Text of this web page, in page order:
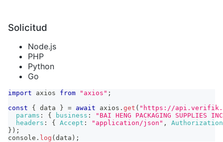
Solicitud
Node.js
PHP
Python
Go
import axios from "axios" ;
const
{ data } = await axios . get ( "https://
params : { business :
"BAI HENG PACKAGING SUPPLIES
headers : { Accept : "application/json" ,
Authorization
} ) ;
console . log ( data ) ;